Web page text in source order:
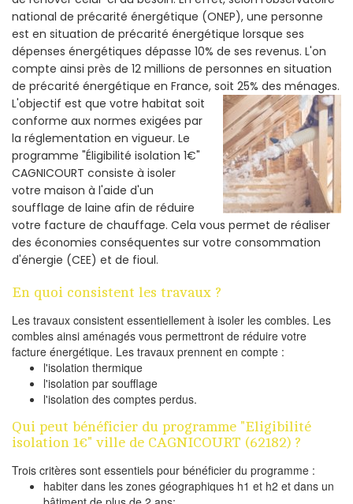
national de précarité énergétique (ONEP), une personne
est en situation de précarité énergétique lorsque ses
dépenses énergétiques dépasse 10% de ses revenus. L'on
compte ainsi près de 12 millions de personnes en situation
de précarité énergétique en France, soit 25% des ménages.
L'objectif est que votre habitat soit
conforme aux normes exigées par
la réglementation en vigueur. Le
programme "Éligibilité isolation 1€"
CAGNICOURT consiste à isoler
votre maison à l'aide d'un
soufflage de laine afin de réduire
votre facture de chauffage. Cela vous permet de réaliser
des économies conséquentes sur votre consommation
d'énergie (CEE) et de fioul.
En quoi consistent les travaux ?
Les travaux consistent essentiellement à isoler les combles. Les
combles ainsi aménagés vous permettront de réduire votre
facture énergétique. Les travaux prennent en compte :
l'isolation thermique
l'isolation par soufflage
l'isolation des comptes perdus.
Qui peut bénéficier du programme "Eligibilité
isolation 1€" ville de CAGNICOURT (62182) ?
Trois critères sont essentiels pour bénéficier du programme :
habiter dans les zones géographiques h1 et h2 et dans un